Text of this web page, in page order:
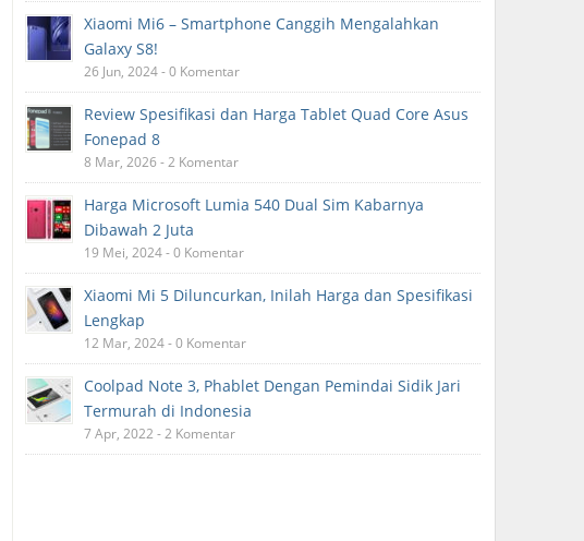
Xiaomi Mi6 – Smartphone Canggih Mengalahkan
Galaxy S8!
26 Jun, 2024 - 0 Komentar
Review Spesifikasi dan Harga Tablet Quad Core Asus
Fonepad 8
8 Mar, 2026 - 2 Komentar
Harga Microsoft Lumia 540 Dual Sim Kabarnya
Dibawah 2 Juta
19 Mei, 2024 - 0 Komentar
Xiaomi Mi 5 Diluncurkan, Inilah Harga dan Spesifikasi
Lengkap
12 Mar, 2024 - 0 Komentar
Coolpad Note 3, Phablet Dengan Pemindai Sidik Jari
Termurah di Indonesia
7 Apr, 2022 - 2 Komentar